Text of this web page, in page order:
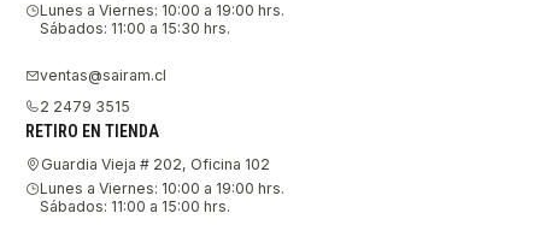
Lunes a Viernes: 10:00 a 19:00 hrs.
Sábados: 11:00 a 15:30 hrs.
ventas@sairam.cl
2 2479 3515
RETIRO EN TIENDA
Guardia Vieja # 202, Oficina 102
Lunes a Viernes: 10:00 a 19:00 hrs.
Sábados: 11:00 a 15:00 hrs.